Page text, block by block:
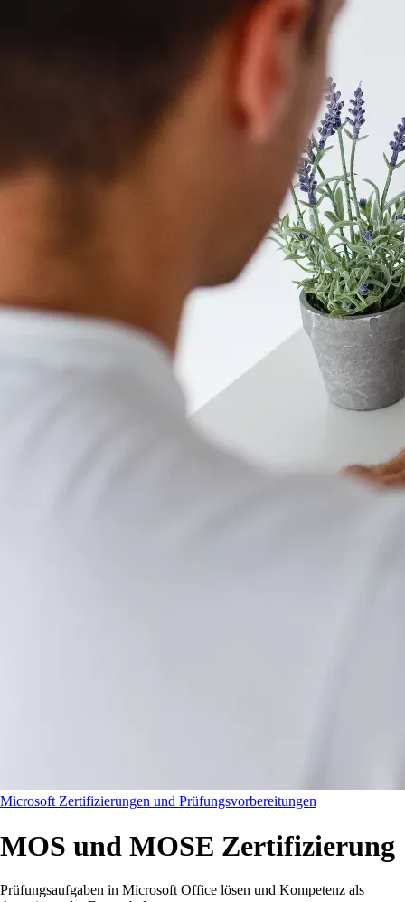
Microsoft Zertifizierungen und Prüfungsvorbereitungen
MOS und MOSE Zertifizierung
Prüfungsaufgaben in Microsoft Office lösen und Kompetenz als